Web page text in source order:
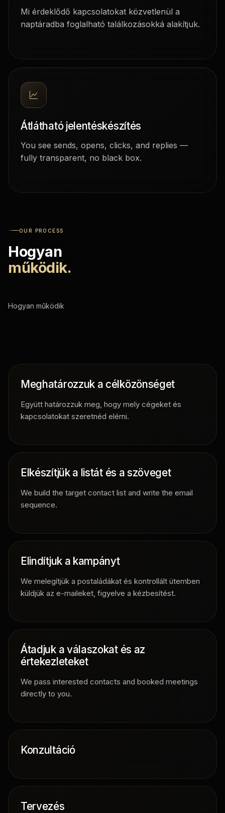
Mi érdeklődő kapcsolatokat közvetlenül a
naptáradba foglalható találkozásokká alakítjuk.
Átlátható jelentéskészítés
You see sends, opens, clicks, and replies —
fully transparent, no black box.
OUR PROCESS
Hogyan
működik.
Hogyan működik
Meghatározzuk a célközönséget
Együtt határozzuk meg, hogy mely cégeket és
kapcsolatokat szeretnéd elérni.
Elkészítjük a listát és a szöveget
We build the target contact list and write the email
sequence.
Elindítjuk a kampányt
We melegítjük a postaládákat és kontrollált ütemben
küldjük az e-maileket, figyelve a kézbesítést.
Átadjuk a válaszokat és az
értekezleteket
We pass interested contacts and booked meetings
directly to you.
Konzultáció
Tervezés